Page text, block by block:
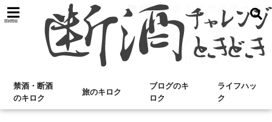
menu
禁酒・断酒
のキロク
旅のキロク
ブログのキ
ロク
ライフハッ
ク